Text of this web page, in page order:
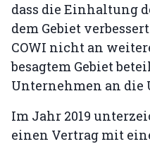
dass die Einhaltung
dem Gebiet
COWI nicht an
besagtem Gebiet
Unternehmen an
Im Jahr 2019
einen Vertrag mit